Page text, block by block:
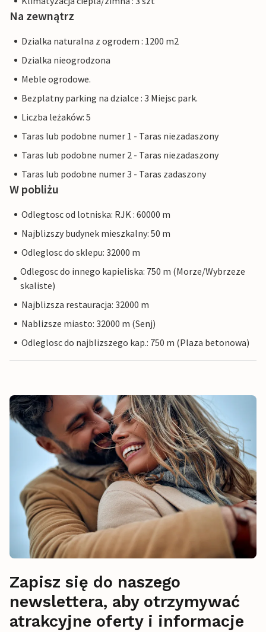
Na zewnątrz
Dzialka naturalna z ogrodem : 1200 m2
Dzialka nieogrodzona
Meble ogrodowe.
Bezplatny parking na dzialce : 3 Miejsc park.
Liczba leżaków: 5
Taras lub podobne numer 1 - Taras niezadaszony
Taras lub podobne numer 2 - Taras niezadaszony
Taras lub podobne numer 3 - Taras zadaszony
W pobliżu
Odlegtosc od lotniska: RJK : 60000 m
Najblizszy budynek mieszkalny: 50 m
Odleglosc do sklepu: 32000 m
Odlegosc do innego kapieliska: 750 m (Morze/Wybrzeze
skaliste)
Najblizsza restauracja: 32000 m
Nablizsze miasto: 32000 m (Senj)
Odleglosc do najblizszego kap.: 750 m (Plaza betonowa)
Zapisz się do naszego
newslettera, aby otrzymywać
atrakcyjne oferty i informacje